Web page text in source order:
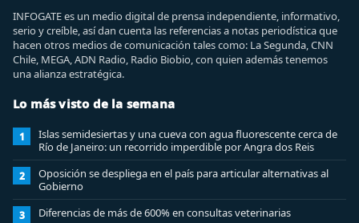
INFOGATE es un medio digital de prensa independiente, informativo,
serio y creíble, así dan cuenta las referencias a notas periodística que
hacen otros medios de comunicación tales como: La Segunda, CNN
Chile, MEGA, ADN Radio, Radio Biobio, con quien además tenemos
una alianza estratégica.
Lo más visto de la semana
1
Islas semidesiertas y una cueva con agua fluorescente cerca de
Río de Janeiro: un recorrido imperdible por Angra dos Reis
2
Oposición se despliega en el país para articular alternativas al
Gobierno
3 Diferencias de más de 600% en consultas veterinarias